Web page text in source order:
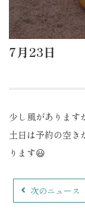
7月23日
少し風があります
土日は予約の空き
ります😃
次のニュース